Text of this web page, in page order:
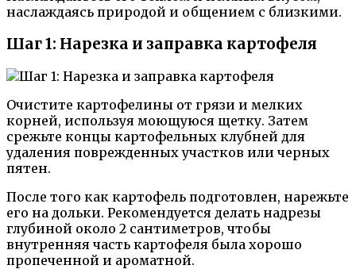
наслаждаясь природой и общением с близкими.
Шаг 1: Нарезка и заправка картофеля
Очистите картофелины от грязи и мелких
корней, используя моющуюся щетку. Затем
срежьте концы картофельных клубней для
удаления поврежденных участков или черных
пятен.
После того как картофель подготовлен, нарежьте
его на дольки. Рекомендуется делать надрезы
глубиной около 2 сантиметров, чтобы
внутренняя часть картофеля была хорошо
пропеченной и ароматной.